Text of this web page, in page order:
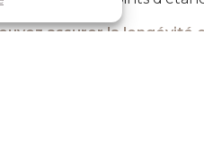
assurer la